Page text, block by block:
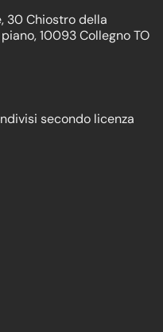
30 Chiostro della
10093 Collegno TO
secondo licenza